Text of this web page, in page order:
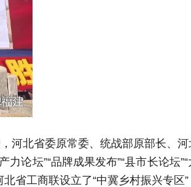
河北省委原常委、 统战部原部长、 河
论坛”“品牌成果发布”“县市长论坛”“
省工商联设立了“中冀乡村振兴专区